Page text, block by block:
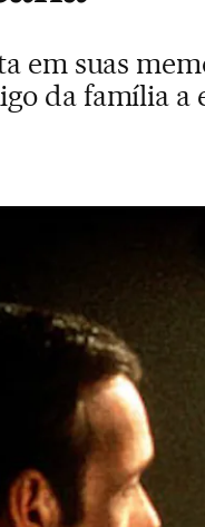
em suas
da família a